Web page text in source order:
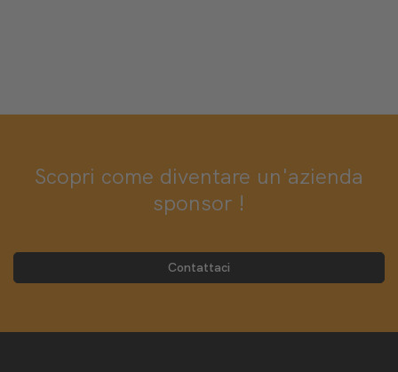
Scopri come diventare un'azienda
sponsor !
Contattaci